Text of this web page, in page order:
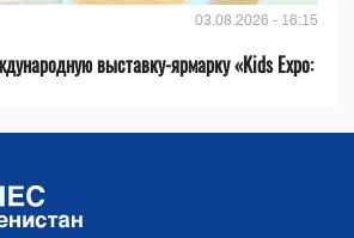
03.08.2026 - 16:15
выставку-ярмарку «Kids Expo: